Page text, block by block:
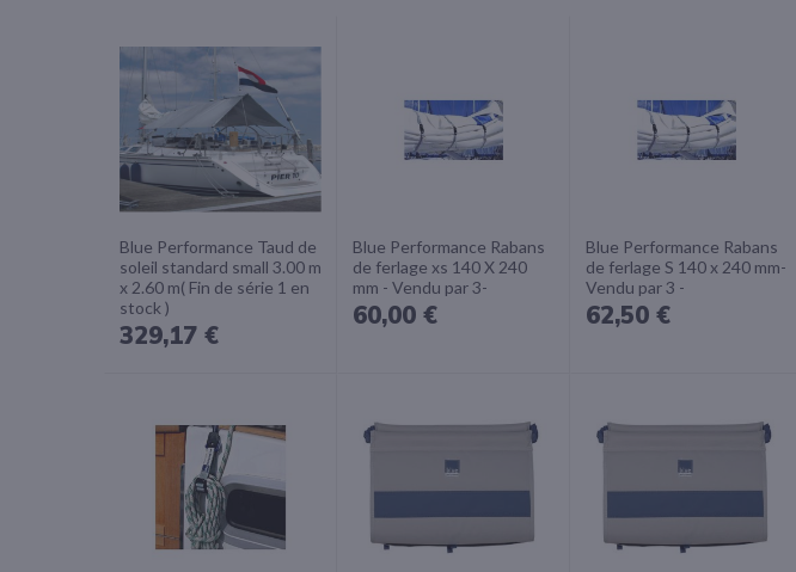
Blue Performance Taud de
soleil standard small 3.00 m
x 2.60 m( Fin de série 1 en
stock )
329,17 €
Blue Performance Rabans
de ferlage xs 140 X 240
mm - Vendu par 3-
60,00 €
Blue Performance Rabans
de ferlage S 140 x 240 mm-
Vendu par 3 -
62,50 €